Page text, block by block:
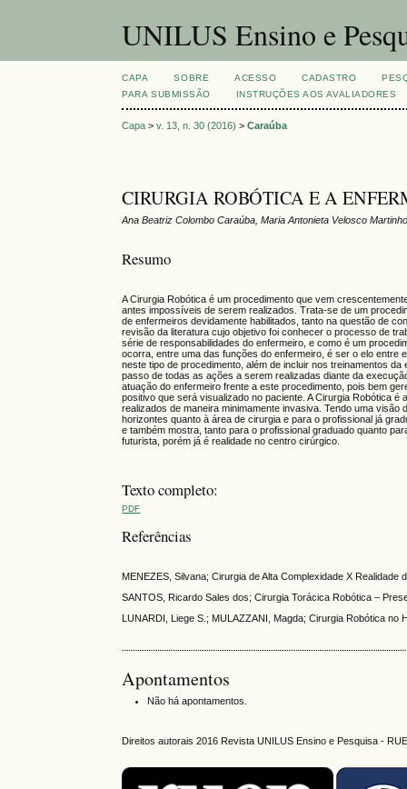
UNILUS Ensino e
CAPA SOBRE ACESSO CADASTRO
PARA SUBMISSÃO
INSTRUÇÕES AOS AVALIADORES
Capa >v. 13, n. 30 (2016) >Caraúba
CIRURGIA ROBÓTICA E A
Ana Beatriz Colombo Caraúba, Maria Antonieta Velosco
Resumo
A Cirurgia Robótica é um procedimento que vem
antes impossíveis de serem realizados. Trata-se de um
de enfermeiros devidamente habilitados, tanto na questão de
revisão da literatura cujo objetivo foi conhecer o processo de
série de responsabilidades do enfermeiro, e como é um
ocorra, entre uma das funções do enfermeiro, é ser o elo entre
neste tipo de procedimento, além de incluir nos treinamentos
passo de todas as ações a serem realizadas diante da
atuação do enfermeiro frente a este procedimento, pois bem
positivo que será visualizado no paciente. A Cirurgia Robótica
realizados de maneira minimamente invasiva. Tendo uma
horizontes quanto à área de cirurgia e para o profissional já
e também mostra, tanto para o profissional graduado quanto
futurista, porém já é realidade no centro cirúrgico.
Texto completo:
PDF
Referências
MENEZES, Silvana; Cirurgia de Alta Complexidade X
SANTOS, Ricardo Sales dos; Cirurgia Torácica Robótica –
LUNARDI, Liege S.; MULAZZANI, Magda; Cirurgia Robótica
Apontamentos
Não há apontamentos.
Direitos autorais 2016 Revista UNILUS Ensino e Pesquisa -